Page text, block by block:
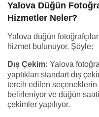
Yalova Düğün
Hizmetler Neler?
Yalova düğün
hizmet bulunuyor. Şöyle:
Dış Çekim: Yalova
yaptıkları standart dış
tercih edilen seçeneklerin
belirleniyor ve düğün
çekimler yapılıyor.